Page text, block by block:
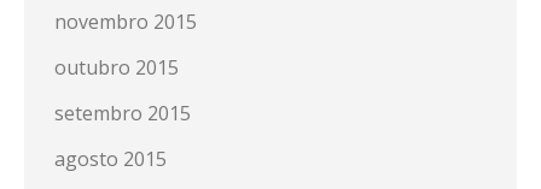
novembro 2015
outubro 2015
setembro 2015
agosto 2015